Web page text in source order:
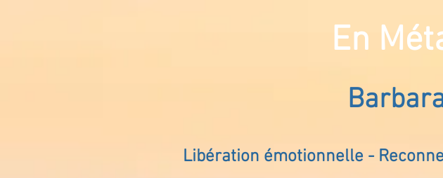
En
Libération émotionnelle -